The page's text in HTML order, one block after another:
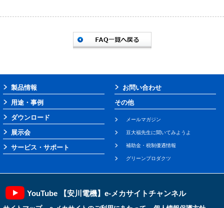
製品情報
用途・事例
ダウンロード
展示会
サービス・サポート
お問い合わせ
その他
メールマガジン
豆大福先生に聞いてみようよ
補助金・税制優遇情報
グリーンプロダクツ
YouTube 【安川電機】e-メカサイトチャンネル